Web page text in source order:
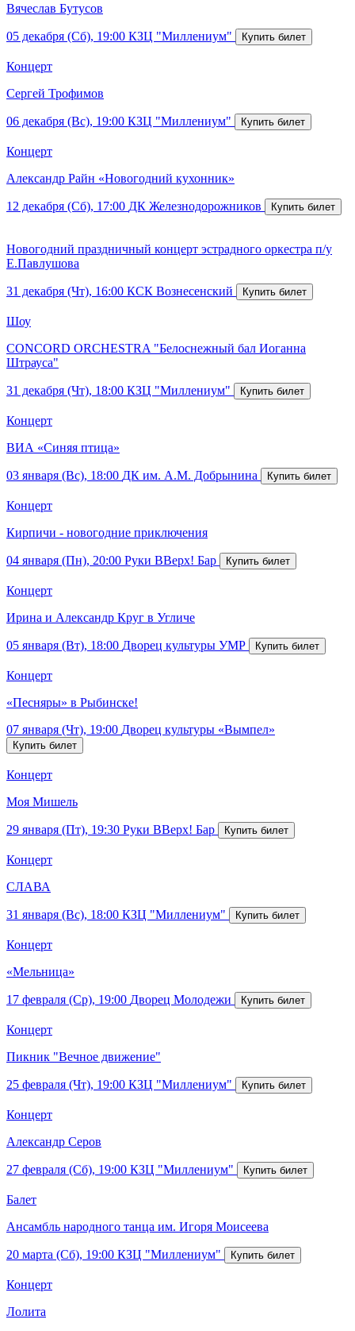
Вячеслав Бутусов
05 декабря (Сб), 19:00 КЗЦ "Миллениум"
Концерт
Сергей Трофимов
06 декабря (Вс), 19:00 КЗЦ "Миллениум"
Концерт
Александр Райн «Новогодний кухонник»
12 декабря (Сб), 17:00 ДК Железнодорожников
Новогодний праздничный концерт эстрадного оркестра п/у
Е.Павлушова
31 декабря (Чт), 16:00 КСК Вознесенский
Шоу
CONCORD ORCHESTRA "Белоснежный бал Иоганна
Штрауса"
31 декабря (Чт), 18:00 КЗЦ "Миллениум"
Концерт
ВИА «Синяя птица»
03 января (Вс), 18:00 ДК им. А.М. Добрынина
Концерт
Кирпичи - новогодние приключения
04 января (Пн), 20:00 Руки ВВерх! Бар
Концерт
Ирина и Александр Круг в Угличе
05 января (Вт), 18:00 Дворец культуры УМР
Концерт
«Песняры» в Рыбинске!
07 января (Чт), 19:00 Дворец культуры «Вымпел»
Концерт
Моя Мишель
29 января (Пт), 19:30 Руки ВВерх! Бар
Концерт
СЛАВА
31 января (Вс), 18:00 КЗЦ "Миллениум"
Концерт
«Мельница»
17 февраля (Ср), 19:00 Дворец Молодежи
Концерт
Пикник "Вечное движение"
25 февраля (Чт), 19:00 КЗЦ "Миллениум"
Концерт
Александр Серов
27 февраля (Сб), 19:00 КЗЦ "Миллениум"
Балет
Ансамбль народного танца им. Игоря Моисеева
20 марта (Сб), 19:00 КЗЦ "Миллениум"
Концерт
Лолита